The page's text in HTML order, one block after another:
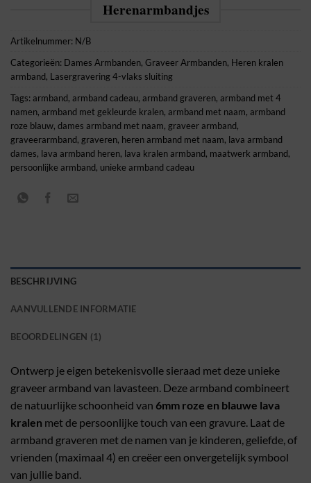
Herenarmbandjes
Artikelnummer: N/B
Categorieën: Dames Armbanden, Graveer Armbanden, Heren kralen
armband, Lasergravering 4-vlaks sluiting
Tags: armband, armband cadeau, armband graveren, armband met 4
namen, armband met gekleurde kralen, armband met naam, armband
roze blauw, dames armband met naam, graveer armband,
graveerarmband, graveren, heren armband met naam, lava armband
dames, lava armband heren, lava kralen armband, maatwerk armband,
persoonlijke armband, unieke armband cadeau
BESCHRIJVING
AANVULLENDE INFORMATIE
BEOORDELINGEN (1)
Ontwerp je eigen betekenisvolle sieraad met deze unieke
graveer armband van lavasteen. Deze armband combineert
de natuurlijke schoonheid van 6mm roze en blauwe lava
kralen met de persoonlijke touch van een gravure. Laat de
armband graveren met de namen van je kinderen, geliefde, of
vrienden (maximaal 4) en creëer een onvergetelijk symbool
van jullie band.